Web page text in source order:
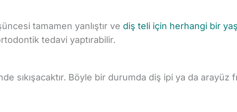
tamamen yanlıştır ve diş teli için herhangi bir yaş
tedavi yaptırabilir.
sıkışacaktır. Böyle bir durumda diş ipi ya da arayüz